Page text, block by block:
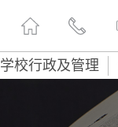
学校行政及管理